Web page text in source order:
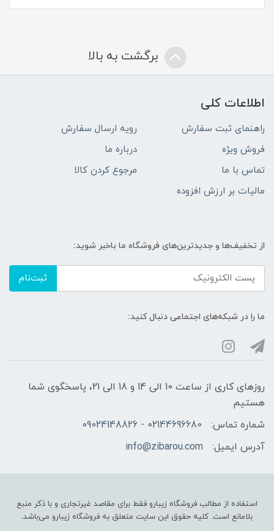
برگشت به بالا
اطلاعات کلی
راهنمای ثبت سفارش
رویه ارسال سفارش
فروش ویژه
درباره ما
تماس با ما
مرجوع کردن کالا
مالیات بر ارزش افزوده
از تخفیف‌ها و جدیدترین‌های فروشگاه ما باخبر شوید:
ثبت‌نام
ما را در شبکه‌های اجتماعی دنبال کنید:
روزهای کاری از ساعت 10 الی 14 و 18 الی 21، پاسخگوی شما
هستیم
شماره تماس:
02144696680 - 09024148826
آدرس ایمیل:
info@zibarou.com
استفاده از مطالب فروشگاه زیبارو فقط برای مقاصد غیرتجاری و با ذکر منبع
بلامانع است. کلیه حقوق این سایت متعلق به فروشگاه زیبارو می‌باشد.